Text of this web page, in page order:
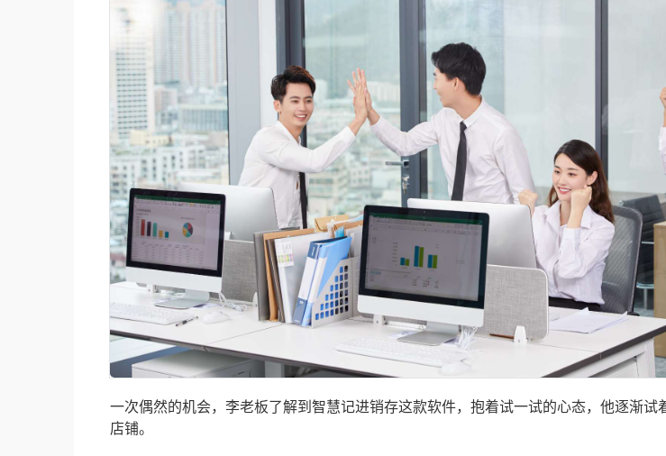
一次偶然的机会，李老板了解到智慧记进销存这款软件，抱着试一试的心态，他逐渐试
店铺。